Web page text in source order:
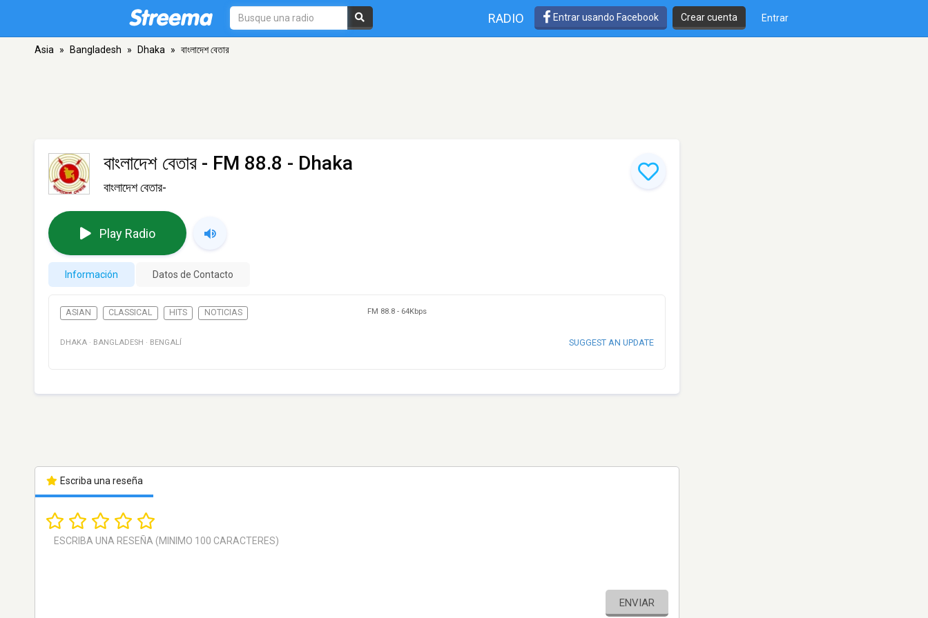
RADIO Entrar usando Facebook Crear cuenta Entrar
Asia » Bangladesh » Dhaka » বাংলাদেশ বেতার
বাংলাদেশ বেতার - FM 88.8 - Dhaka
বাংলাদেশ বেতার-
Play Radio
Información Datos de Contacto
ASIAN CLASSICAL HITS NOTICIAS FM 88.8 - 64Kbps
DHAKA · BANGLADESH · BENGALÍ SUGGEST AN UPDATE
Escriba una reseña
ENVIAR